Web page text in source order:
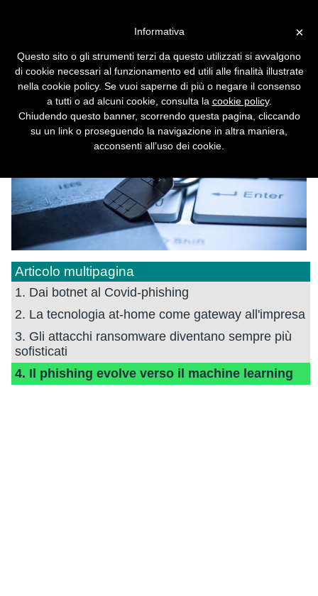
machine learning
Articolo multipagina
1. Dai botnet al Covid-phishing
2. La tecnologia at-home come gateway all'impresa
3. Gli attacchi ransomware diventano sempre più
sofisticati
4. Il phishing evolve verso il machine learning
×
Informativa
Questo sito o gli strumenti terzi da questo utilizzati si avvalgono
di cookie necessari al funzionamento ed utili alle finalità illustrate
nella cookie policy. Se vuoi saperne di più o negare il consenso
a tutti o ad alcuni cookie, consulta la cookie policy.
Chiudendo questo banner, scorrendo questa pagina, cliccando
su un link o proseguendo la navigazione in altra maniera,
acconsenti all’uso dei cookie.